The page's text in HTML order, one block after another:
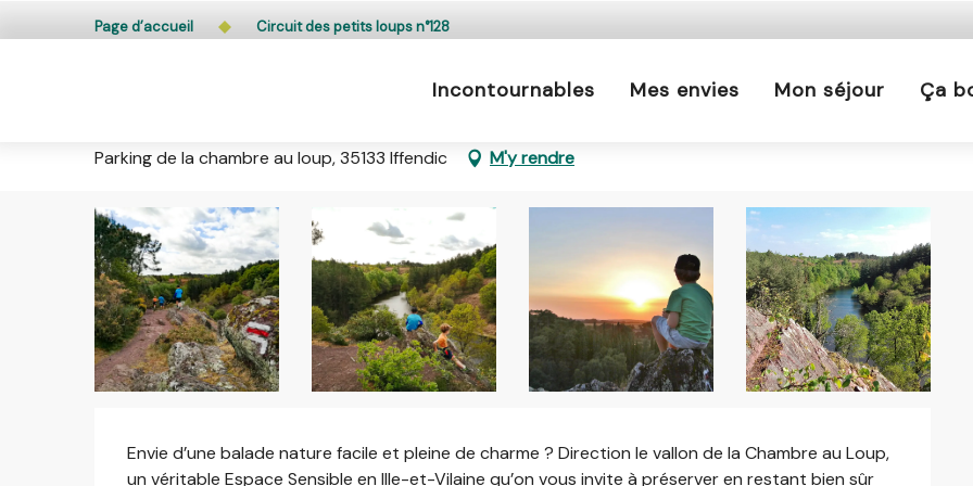
au
L’accès du public aux bois, massifs forestiers et landes est interdit chaque jour de 21h à 5h en Ille-et-Vilaine
Incontournables Mes envies Mon séjour Ça
Page d’accueil Circuit des petits loups n°128
Circuit des petits loups n°128
Parking de la chambre au loup, 35133 Iffendic M'y rendre
Envie d’une balade nature facile et pleine de charme ? Direction le vallon de la Chambre au Loup,
un véritable Espace Sensible en Ille-et-Vilaine qu’on vous invite à préserver en restant bien sûr